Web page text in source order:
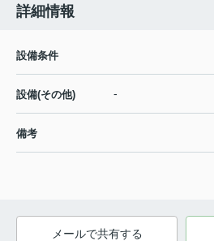
詳細情報
設備条件
設備(その他) -
備考
メールで共有する